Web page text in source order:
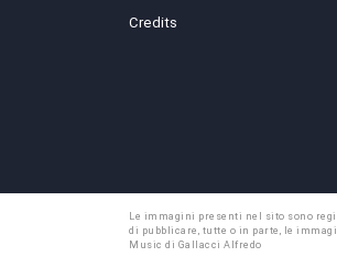
Credits
Le immagini presenti nel sito sono
di pubblicare, tutte o in parte, le
Music di Gallacci Alfredo